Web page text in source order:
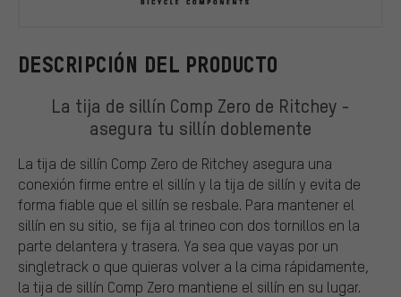
DESCRIPCIÓN DEL PRODUCTO
La tija de sillín Comp Zero de Ritchey -
asegura tu sillín doblemente
La tija de sillín Comp Zero de Ritchey asegura una
conexión firme entre el sillín y la tija de sillín y evita de
forma fiable que el sillín se resbale. Para mantener el
sillín en su sitio, se fija al trineo con dos tornillos en la
parte delantera y trasera. Ya sea que vayas por un
singletrack o que quieras volver a la cima rápidamente,
la tija de sillín Comp Zero mantiene el sillín en su lugar.